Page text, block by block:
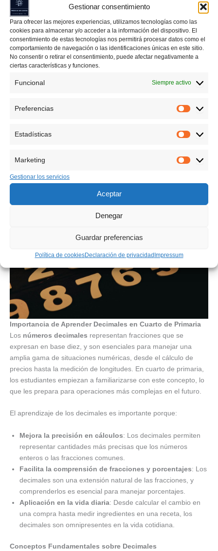
Gestionar consentimiento
Para ofrecer las mejores experiencias, utilizamos tecnologías como las
cookies para almacenar y/o acceder a la información del dispositivo. El
consentimiento de estas tecnologías nos permitirá procesar datos como el
comportamiento de navegación o las identificaciones únicas en este sitio.
No consentir o retirar el consentimiento, puede afectar negativamente a
ciertas características y funciones.
Funcional Siempre activo
Preferencias
Estadísticas
Marketing
Gestionar los servicios
Aceptar
Denegar
Guardar preferencias
Política de cookiesDeclaración de privacidadImpressum
El aprendizaje de losnúmeros decimaleses una parte
fundamental del currículo de matemáticas en cuarto de
primaria. En este nivel, los estudiantes comienzan a entender y
aplicaciones prácticas en la vida diaria. Este artículo está
de decimales en cuarto de primaria
, abordando los conceptos
a recursos que permiten generar
ejercicios ilimitadosque se
Importancia de Aprender Decimales en Cuarto de Primaria
Los números decimales representan fracciones que se
expresan en base diez, y son esenciales para manejar una
amplia gama de situaciones numéricas, desde el cálculo de
precios hasta la medición de longitudes. En cuarto de primaria,
los estudiantes empiezan a familiarizarse con este concepto, lo
que les prepara para operaciones más complejas en el futuro.
El aprendizaje de los decimales es importante porque:
Mejora la precisión en cálculos: Los decimales permiten
representar cantidades más precisas que los números
enteros o las fracciones comunes.
Facilita la comprensión de fracciones y porcentajes: Los
decimales son una extensión natural de las fracciones, y
comprenderlos es esencial para manejar porcentajes.
Aplicación en la vida diaria: Desde calcular el cambio en
una compra hasta medir ingredientes en una receta, los
decimales son omnipresentes en la vida cotidiana.
Conceptos Fundamentales sobre Decimales